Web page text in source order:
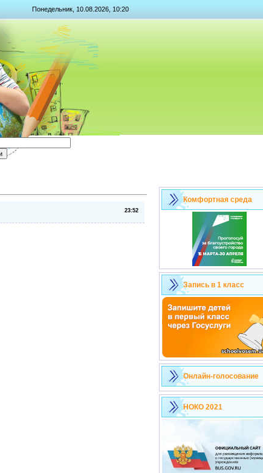
Понедельник, 10.08.2026, 10:20
23:52
Комфортная среда
Запись в 1 класс
Онлайн-голосование
НОКО 2021